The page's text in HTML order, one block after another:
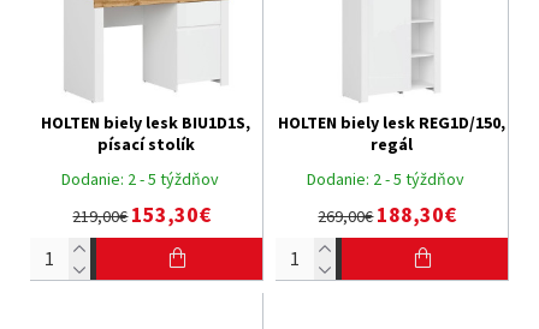
Dodanie: 2 - 5 týždňov
HOLTEN biely lesk BIU1D1S,
písací stolík
219,00€153,30€
Dodanie: 2 - 5 týždňov
HOLTEN biely lesk REG1D/150,
regál
269,00€188,30€